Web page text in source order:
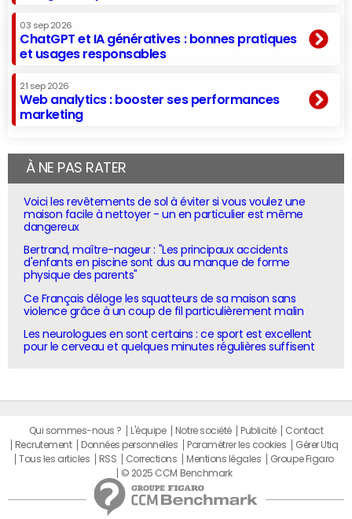
03 sep 2026
ChatGPT et IA génératives : bonnes pratiques
et usages responsables
21 sep 2026
Web analytics : booster ses performances
marketing
À NE PAS RATER
Voici les revêtements de sol à éviter si vous voulez une
maison facile à nettoyer - un en particulier est même
dangereux
Bertrand, maître-nageur : "Les principaux accidents
d'enfants en piscine sont dus au manque de forme
physique des parents"
Ce Français déloge les squatteurs de sa maison sans
violence grâce à un coup de fil particulièrement malin
Les neurologues en sont certains : ce sport est excellent
pour le cerveau et quelques minutes régulières suffisent
Qui sommes-nous ? L'équipe Notre société Publicité
Contact
Recrutement
Données personnelles Paramétrer les cookies
Gérer Utiq
Tous les articles
RSS Corrections Mentions légales
Groupe Figaro
© 2025 CCM Benchmark